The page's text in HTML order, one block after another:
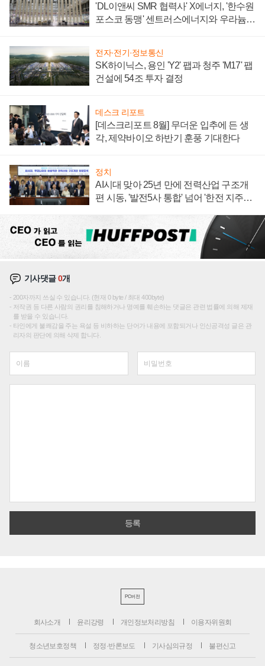
'DL이앤씨 SMR 협력사' X에너지, '한수원
포스코 동맹' 센트러스에너지와 우라늄
전자·전기·정보통신
SK하이닉스, 용인 'Y2' 팹과 청주 'M17' 팹
건설에 54조 투자 결정
데스크 리포트
[데스크리포트 8월] 무더운 입추에 든 생
각, 제약바이오 하반기 훈풍 기대한다
정치
AI시대 맞아 25년 만에 전력산업 구조개
편 시동, '발전5사 통합' 넘어 '한전 지주사'
기사댓글0개
200자까지 쓰실 수 있습니다. (현재 0 byte / 최대 400byte)
저작권 등 다른 사람의 권리를 침해하거나 명예를 훼손하는 댓글은 관련 법률에 의해 제재
를 받을 수 있습니다.
타인에게 불쾌감을 주는 욕설 등 비하하는 단어가 내용에 포함되거나 인신공격성 글은 관
리자의 판단에 의해 삭제 합니다.
PC버전
회사소개 윤리강령 개인정보처리방침 이용자위원회
청소년보호정책 정정·반론보도 기사심의규정 불편신고